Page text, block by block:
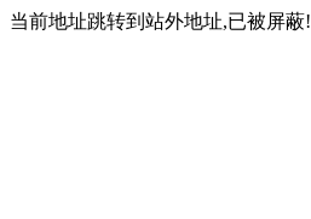
当前地址跳转到站外地址,已被屏蔽!